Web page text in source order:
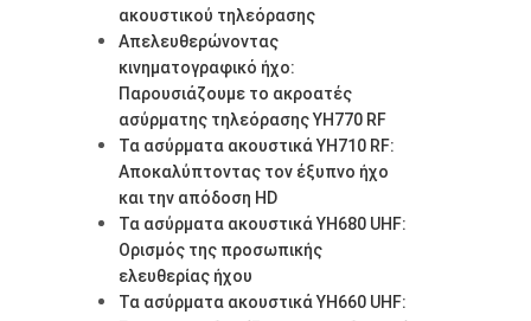
ακουστικού τηλεόρασης
Απελευθερώνοντας
κινηματογραφικό ήχο:
Παρουσιάζουμε το ακροατές
ασύρματης τηλεόρασης YH770 RF
Τα ασύρματα ακουστικά YH710 RF:
Αποκαλύπτοντας τον έξυπνο ήχο
και την απόδοση HD
Τα ασύρματα ακουστικά YH680 UHF:
Ορισμός της προσωπικής
ελευθερίας ήχου
Τα ασύρματα ακουστικά YH660 UHF: